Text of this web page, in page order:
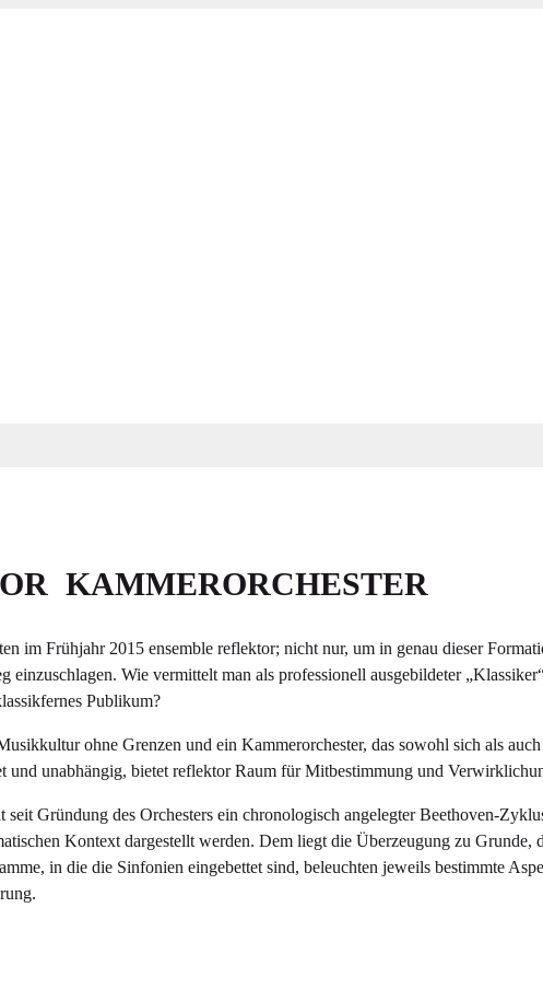
KAMMERORCHESTER
im Frühjahr 2015 ensemble reflektor; nicht nur, um in genau dieser
einzuschlagen. Wie vermittelt man als professionell ausgebildeter
Publikum?
ohne Grenzen und ein Kammerorchester, das sowohl sich als
unabhängig, bietet reflektor Raum für Mitbestimmung und
Gründung des Orchesters ein chronologisch angelegter Beethoven-
Kontext dargestellt werden. Dem liegt die Überzeugung zu Grunde,
in die die Sinfonien eingebettet sind, beleuchten jeweils bestimmte